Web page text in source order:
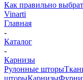
Как правильно
Vinarti
Главная
-
Каталог
-
Карнизы
Рулонные шторы
шторыКарнизы